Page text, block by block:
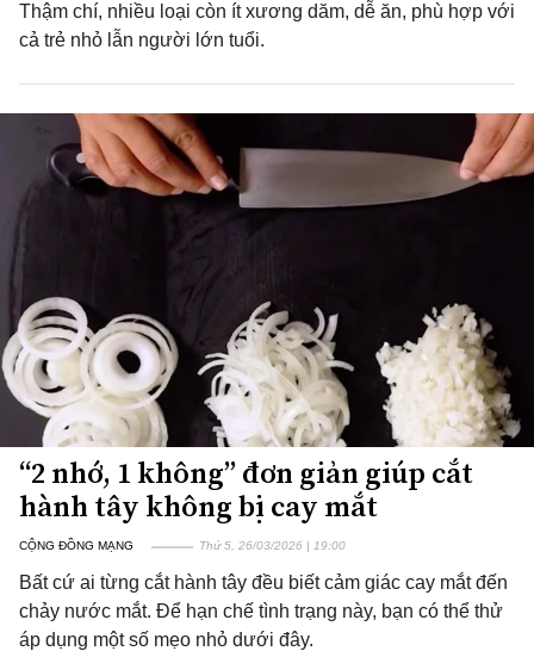
Thậm chí, nhiều loại còn ít xương dăm, dễ ăn, phù hợp với
cả trẻ nhỏ lẫn người lớn tuổi.
“2 nhớ, 1 không” đơn giản giúp cắt
hành tây không bị cay mắt
CỘNG ĐỒNG MẠNG Thứ 5, 26/03/2026 | 19:00
Bất cứ ai từng cắt hành tây đều biết cảm giác cay mắt đến
chảy nước mắt. Để hạn chế tình trạng này, bạn có thể thử
áp dụng một số mẹo nhỏ dưới đây.